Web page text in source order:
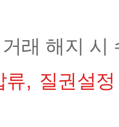
래 해지 시
류, 질권설정